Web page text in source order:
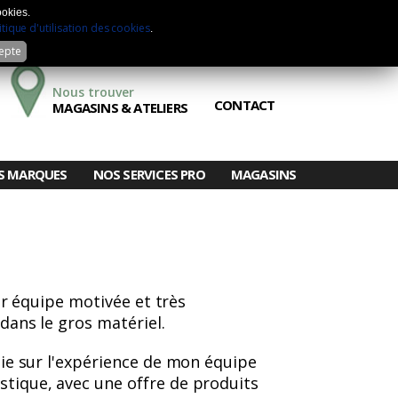
d'utilisation des cookies.
CONTACT
MAGASINS & ATELIERS
Nous trouver
MARQUES NOS SERVICES PRO MAGASINS
équipe motivée et très
le gros matériel.
sur l'expérience de mon équipe
avec une offre de produits